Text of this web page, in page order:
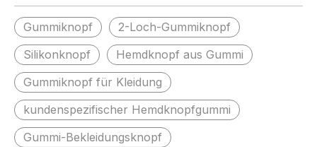
Kleidung
Gummiknopf
2-Loch-Gummiknopf
Silikonknopf
Hemdknopf aus Gummi
Gummiknopf für Kleidung
kundenspezifischer Hemdknopfgummi
Gummi-Bekleidungsknopf